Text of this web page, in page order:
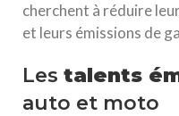
cherchent à réduire
et leurs émissions de
Les talents
auto et moto